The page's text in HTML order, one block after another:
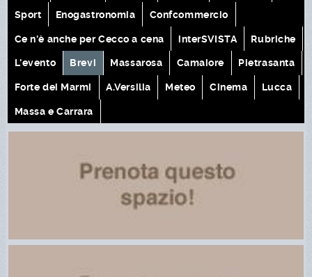
Sport Enogastronomia Confcommercio
Ce n'è anche per Cecco a cena interSVISTA Rubriche
L'evento Brevi Massarosa Camaiore Pietrasanta
Forte dei Marmi A.Versilia Meteo Cinema Lucca
Massa e Carrara